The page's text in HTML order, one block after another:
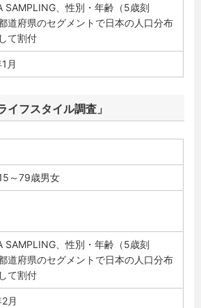
SAMPLING、性別・年齢（5歳刻
道府県のセグメントで日本の人口分布
て割付
月
イフスタイル調査」
～79歳男女
SAMPLING、性別・年齢（5歳刻
道府県のセグメントで日本の人口分布
て割付
月